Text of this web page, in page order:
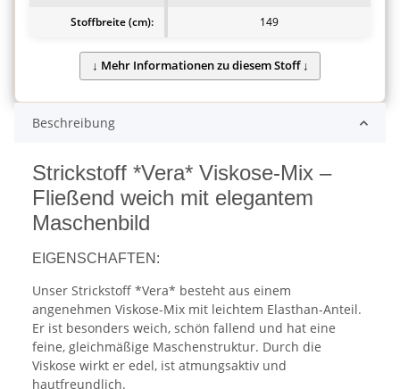
Stoffbreite (cm):
149
Beschreibung
Strickstoff *Vera* Viskose-Mix –
Fließend weich mit elegantem
Maschenbild
EIGENSCHAFTEN:
Unser Strickstoff *Vera* besteht aus einem
angenehmen Viskose-Mix mit leichtem Elasthan-Anteil.
Er ist besonders weich, schön fallend und hat eine
feine, gleichmäßige Maschenstruktur. Durch die
Viskose wirkt er edel, ist atmungsaktiv und
hautfreundlich.